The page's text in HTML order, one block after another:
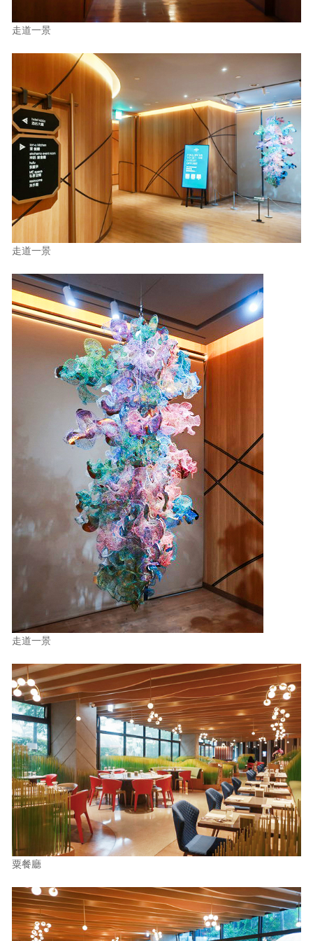
走道一景
走道一景
走道一景
粟餐廳